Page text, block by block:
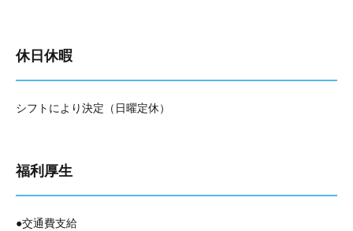
休日休暇
シフトにより決定（日曜定休）
福利厚生
●交通費支給